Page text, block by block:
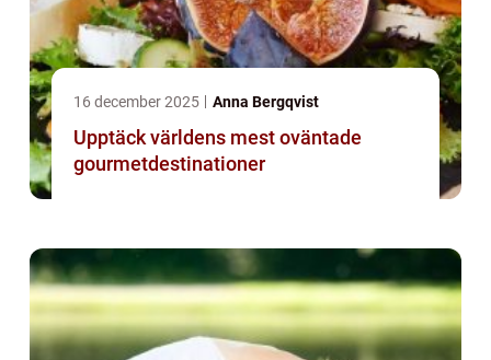
16 december 2025 Anna Bergqvist
Upptäck världens mest oväntade
gourmetdestinationer